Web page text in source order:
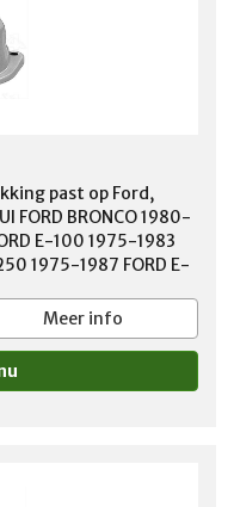
past op Ford,
FORD BRONCO 1980-
E-100 1975-1983
1975-1987 FORD E-
FORD F-250 1980-
LTD 1984-1985 FORD
MUSTANG 1979-1995
THUNDERBIRD 1988-
Meer info